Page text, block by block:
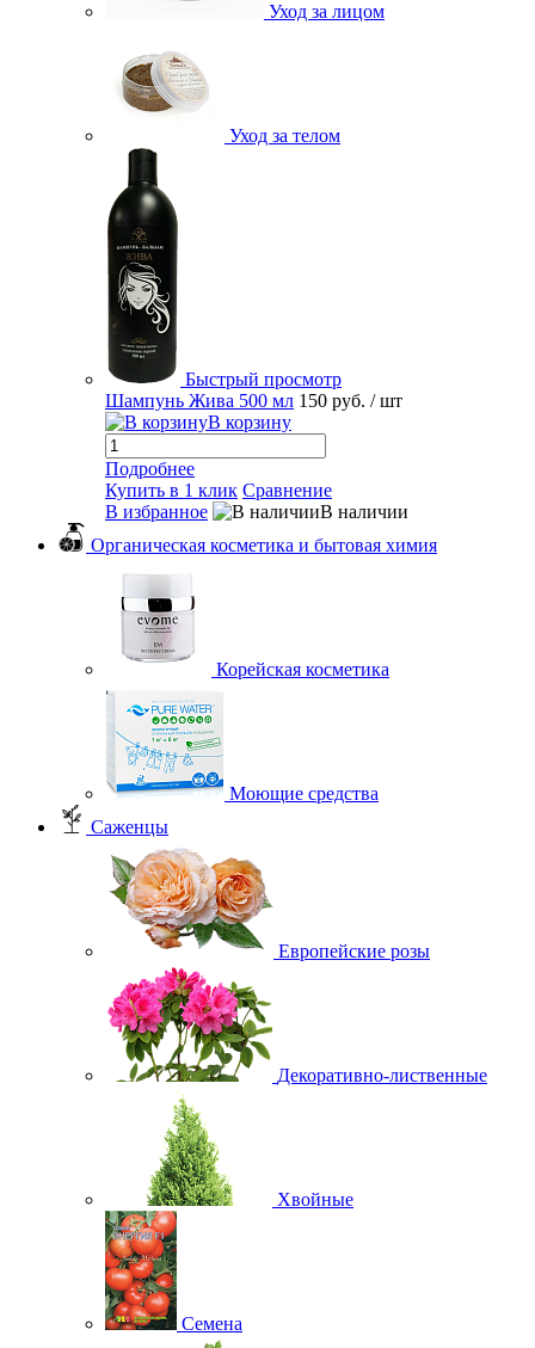
Уход за лицом
Уход за телом
Быстрый просмотр
Шампунь Жива 500 мл 150 руб. / шт
В корзину
Подробнее
Купить в 1 клик Сравнение
В избранное
В наличии
Органическая косметика и бытовая химия
Корейская косметика
Моющие средства
Саженцы
Европейские розы
Декоративно-лиственные
Хвойные
Семена